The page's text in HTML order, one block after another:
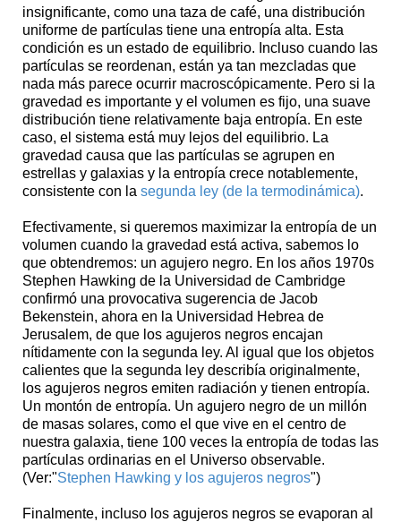
insignificante, como una taza de café, una distribución
uniforme de partículas tiene una entropía alta. Esta
condición es un estado de equilibrio. Incluso cuando las
partículas se reordenan, están ya tan mezcladas que
nada más parece ocurrir macroscópicamente. Pero si la
gravedad es importante y el volumen es fijo, una suave
distribución tiene relativamente baja entropía. En este
caso, el sistema está muy lejos del equilibrio. La
gravedad causa que las partículas se agrupen en
estrellas y galaxias y la entropía crece notablemente,
consistente con la segunda ley (de la termodinámica).
Efectivamente, si queremos maximizar la entropía de un
volumen cuando la gravedad está activa, sabemos lo
que obtendremos: un agujero negro. En los años 1970s
Stephen Hawking de la Universidad de Cambridge
confirmó una provocativa sugerencia de Jacob
Bekenstein, ahora en la Universidad Hebrea de
Jerusalem, de que los agujeros negros encajan
nítidamente con la segunda ley. Al igual que los objetos
calientes que la segunda ley describía originalmente,
los agujeros negros emiten radiación y tienen entropía.
Un montón de entropía. Un agujero negro de un millón
de masas solares, como el que vive en el centro de
nuestra galaxia, tiene 100 veces la entropía de todas las
partículas ordinarias en el Universo observable.
(Ver:"Stephen Hawking y los agujeros negros")
Finalmente, incluso los agujeros negros se evaporan al